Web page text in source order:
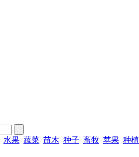
水果 蔬菜 苗木 种子 畜牧 苹果 种植